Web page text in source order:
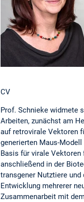
CV
Prof. Schnieke widmete
Arbeiten, zunächst am
auf retrovirale Vektoren
generierten Maus-
Basis für virale Vektoren
anschließend in der
transgener Nutztiere
Entwicklung mehrerer
Zusammenarbeit mit